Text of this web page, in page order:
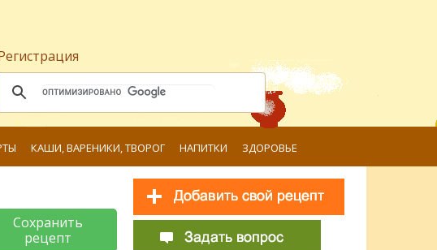
КАШИ, ВАРЕНИКИ, ТВОРОГ НАПИТКИ ЗДОРОВЬЕ
Сохранить
рецепт